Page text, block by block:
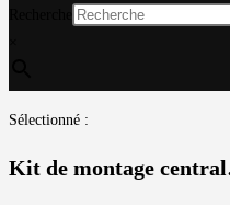
Sélectionné :
Kit de montage